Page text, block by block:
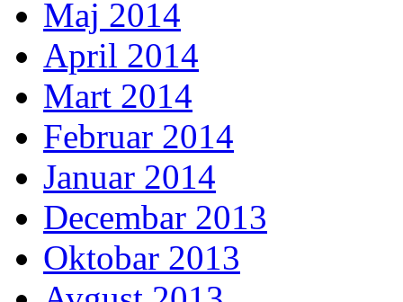
Maj 2014
April 2014
Mart 2014
Februar 2014
Januar 2014
Decembar 2013
Oktobar 2013